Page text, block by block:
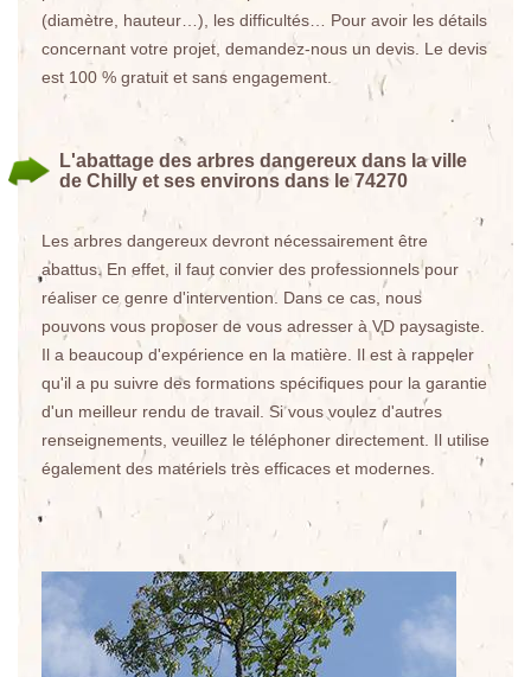
(diamètre, hauteur…), les difficultés… Pour avoir les détails
concernant votre projet, demandez-nous un devis. Le devis
est 100 % gratuit et sans engagement.
L'abattage des arbres dangereux dans la ville
de Chilly et ses environs dans le 74270
Les arbres dangereux devront nécessairement être
abattus. En effet, il faut convier des professionnels pour
réaliser ce genre d'intervention. Dans ce cas, nous
pouvons vous proposer de vous adresser à VD paysagiste.
Il a beaucoup d'expérience en la matière. Il est à rappeler
qu'il a pu suivre des formations spécifiques pour la garantie
d'un meilleur rendu de travail. Si vous voulez d'autres
renseignements, veuillez le téléphoner directement. Il utilise
également des matériels très efficaces et modernes.